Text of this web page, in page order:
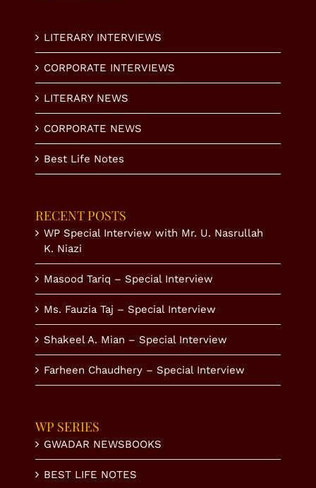
LITERARY INTERVIEWS
CORPORATE INTERVIEWS
LITERARY NEWS
CORPORATE NEWS
Best Life Notes
RECENT POSTS
WP Special Interview with Mr. U. Nasrullah
K. Niazi
Masood Tariq – Special Interview
Ms. Fauzia Taj – Special Interview
Shakeel A. Mian – Special Interview
Farheen Chaudhery – Special Interview
WP SERIES
GWADAR NEWSBOOKS
BEST LIFE NOTES